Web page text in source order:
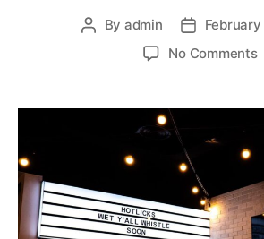
By admin
No Comments